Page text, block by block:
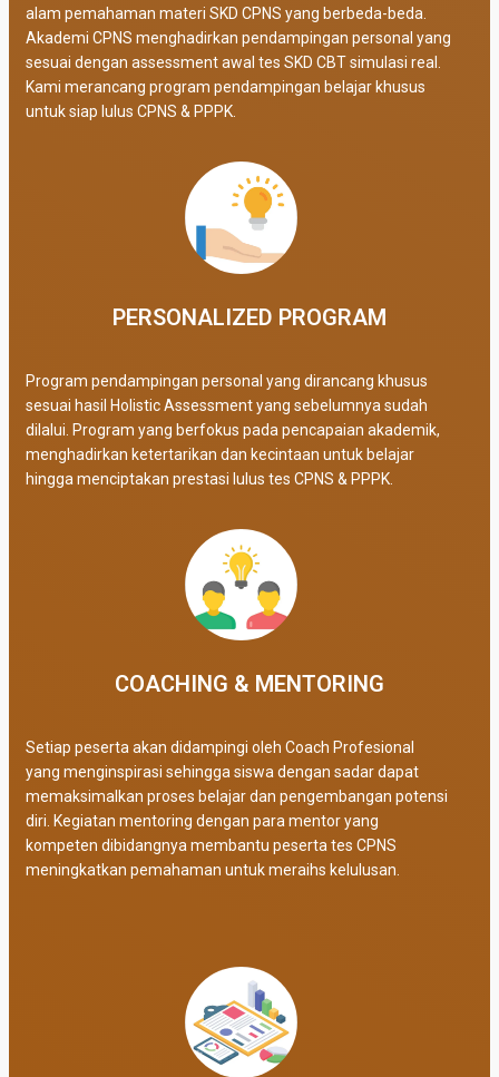
alam pemahaman materi SKD CPNS yang berbeda-beda.
Akademi CPNS menghadirkan pendampingan personal yang
sesuai dengan assessment awal tes SKD CBT simulasi real.
Kami merancang program pendampingan belajar khusus
untuk siap lulus CPNS & PPPK.
PERSONALIZED PROGRAM​
Program pendampingan personal yang dirancang khusus
sesuai hasil Holistic Assessment yang sebelumnya sudah
dilalui. Program yang berfokus pada pencapaian akademik,
menghadirkan ketertarikan dan kecintaan untuk belajar
hingga menciptakan prestasi lulus tes CPNS & PPPK.
COACHING & MENTORING
Setiap peserta akan didampingi oleh Coach Profesional
yang menginspirasi sehingga siswa dengan sadar dapat
memaksimalkan proses belajar dan pengembangan potensi
diri. Kegiatan mentoring dengan para mentor yang
kompeten dibidangnya membantu peserta tes CPNS
meningkatkan pemahaman untuk meraihs kelulusan.